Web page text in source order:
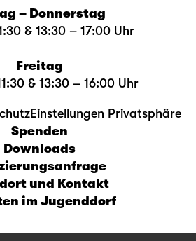
– Donnerstag
& 13:30 – 17:00 Uhr
Freitag
& 13:30 – 16:00 Uhr
Einstellungen Privatsphäre
Spenden
Downloads
und Kontakt
im Jugenddorf